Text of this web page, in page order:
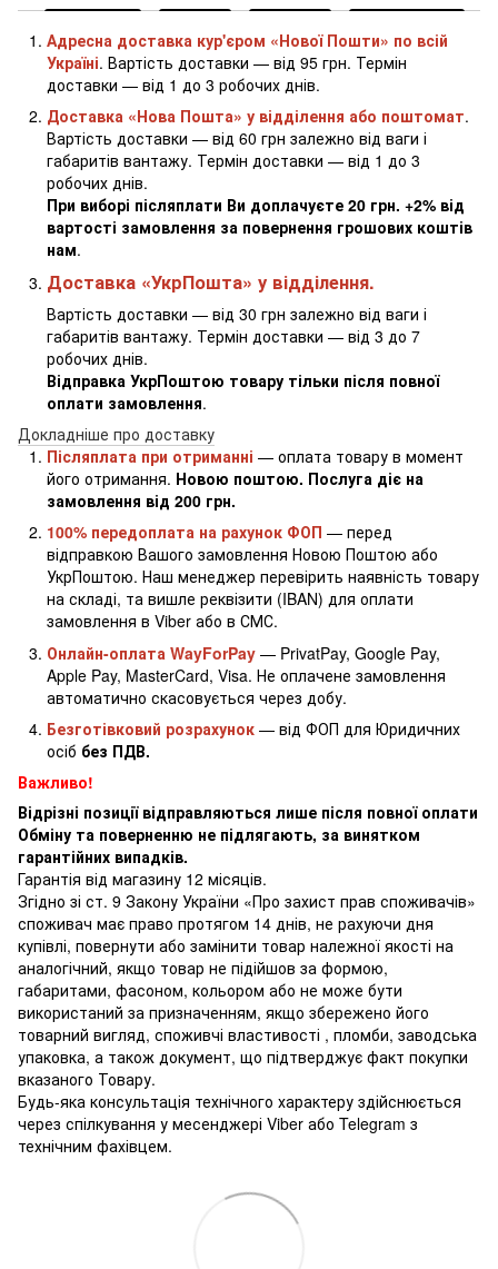
Адресна доставка кур'єром «Нової Пошти» по всій
Україні. Вартість доставки — від 95 грн. Термін
доставки — від 1 до 3 робочих днів.
Доставка «Нова Пошта» у відділення або поштомат.
Вартість доставки — від 60 грн залежно від ваги і
габаритів вантажу. Термін доставки — від 1 до 3
робочих днів.
При виборі післяплати Ви доплачуєте 20 грн. +2% від
вартості замовлення за повернення грошових коштів
нам.
Доставка «УкрПошта» у відділення.
Вартість доставки — від 30 грн залежно від ваги і
габаритів вантажу. Термін доставки — від 3 до 7
робочих днів.
Відправка УкрПоштою товару тільки після повної
оплати замовлення.
Докладніше про доставку
Післяплата при отриманні — оплата товару в момент
його отримання. Новою поштою. Послуга діє на
замовлення від 200 грн.
100% передоплата на рахунок ФОП — перед
відправкою Вашого замовлення Новою Поштою або
УкрПоштою. Наш менеджер перевірить наявність товару
на складі, та вишле реквізити (IBAN) для оплати
замовлення в Viber або в СМС.
Онлайн-оплата WayForPay — PrivatPay, Google Pay,
Apple Pay, MasterCard, Visa. Не оплачене замовлення
автоматично скасовується через добу.
Безготівковий розрахунок — від ФОП для Юридичних
осіб без ПДВ.
Важливо!
Відрізні позиції відправляються лише після повної оплати
Обміну та поверненню не підлягають, за винятком
гарантійних випадків.
Гарантія від магазину 12 місяців.
Згідно зі ст. 9 Закону України «Про захист прав споживачів»
споживач має право протягом 14 днів, не рахуючи дня
купівлі, повернути або замінити товар належної якості на
аналогічний, якщо товар не підійшов за формою,
габаритами, фасоном, кольором або не може бути
використаний за призначенням, якщо збережено його
товарний вигляд, споживчі властивості , пломби, заводська
упаковка, а також документ, що підтверджує факт покупки
вказаного Товару.
Будь-яка консультація технічного характеру здійснюється
через спілкування у месенджері Viber або Telegram з
технічним фахівцем.